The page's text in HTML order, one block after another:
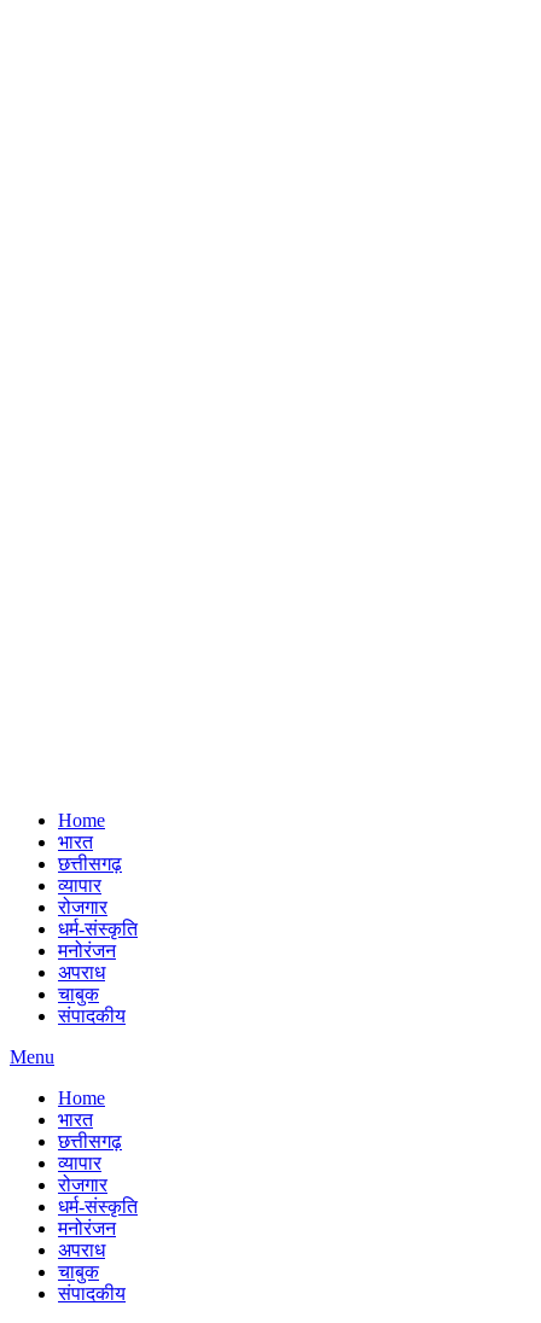
Home
भारत
छत्तीसगढ़
व्यापार
रोजगार
धर्म-संस्कृति
मनोरंजन
अपराध
चाबुक
संपादकीय
Menu
Home
भारत
छत्तीसगढ़
व्यापार
रोजगार
धर्म-संस्कृति
मनोरंजन
अपराध
चाबुक
संपादकीय